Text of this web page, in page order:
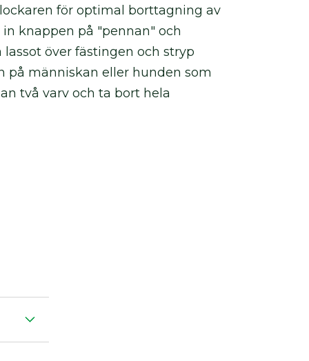
för optimal borttagning av
knappen på "pennan" och
lassot över fästingen och stryp
på människan eller hunden som
två varv och ta bort hela